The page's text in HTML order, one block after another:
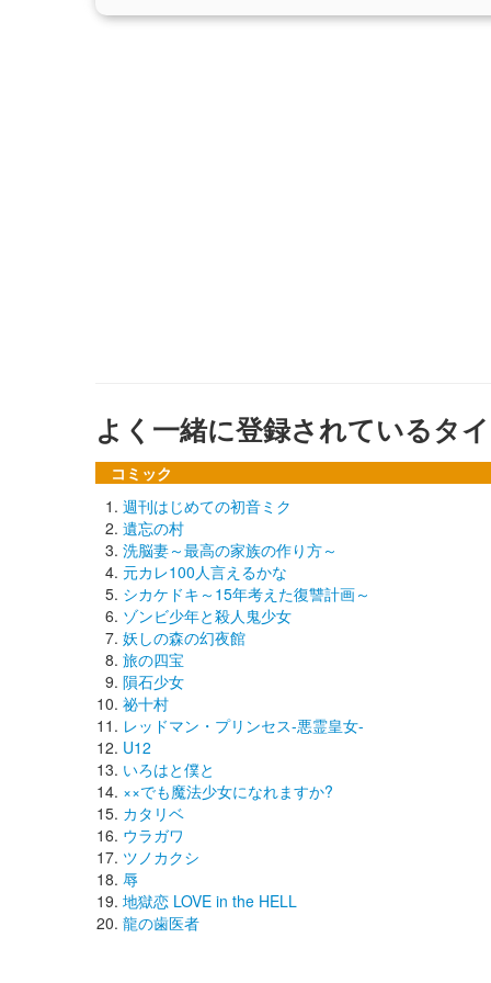
よく一緒に登録されているタ
コミック
週刊はじめての初音ミク
遺忘の村
洗脳妻～最高の家族の作り方～
元カレ100人言えるかな
シカケドキ～15年考えた復讐計画～
ゾンビ少年と殺人鬼少女
妖しの森の幻夜館
旅の四宝
隕石少女
祕十村
レッドマン・プリンセス-悪霊皇女-
U12
いろはと僕と
××でも魔法少女になれますか?
カタリベ
ウラガワ
ツノカクシ
辱
地獄恋 LOVE in the HELL
龍の歯医者